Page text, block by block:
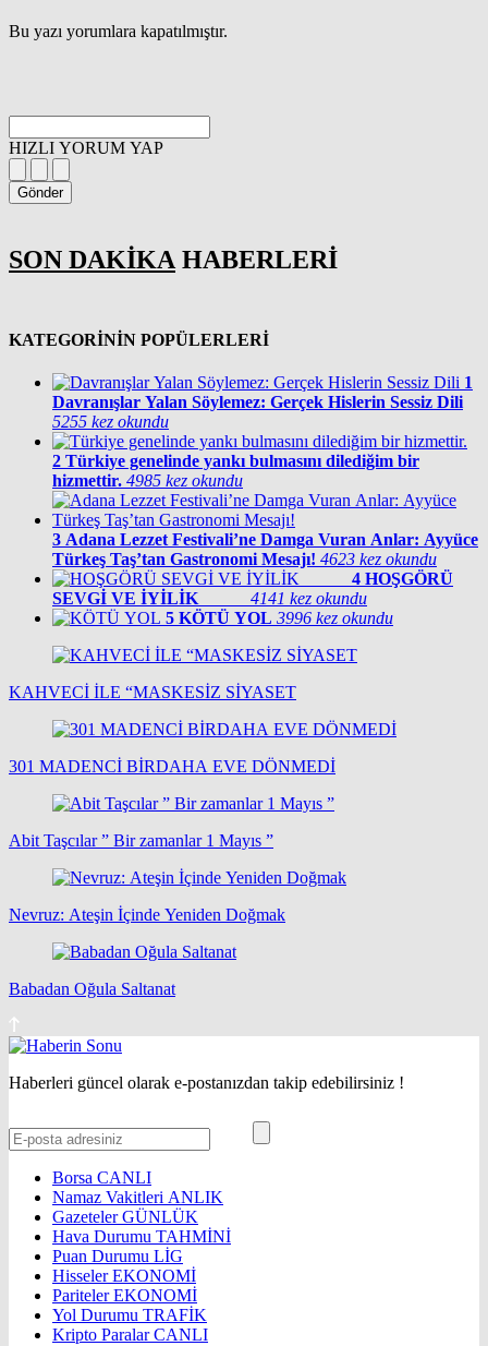
Bu yazı yorumlara kapatılmıştır.
HIZLI YORUM YAP
Gönder
SON DAKİKA HABERLERİ
KATEGORİNİN POPÜLERLERİ
1
Davranışlar Yalan Söylemez: Gerçek Hislerin Sessiz Dili
5255 kez okundu
2 Türkiye genelinde yankı bulmasını dilediğim bir
hizmettir. 4985 kez okundu
3 Adana Lezzet Festivali’ne Damga Vuran Anlar: Ayyüce
Türkeş Taş’tan Gastronomi Mesajı! 4623 kez okundu
4 HOŞGÖRÜ
SEVGİ VE İYİLİK
4141 kez okundu
5 KÖTÜ YOL 3996 kez okundu
KAHVECİ İLE “MASKESİZ SİYASET
301 MADENCİ BİRDAHA EVE DÖNMEDİ
Abit Taşcılar ” Bir zamanlar 1 Mayıs ”
Nevruz: Ateşin İçinde Yeniden Doğmak
Babadan Oğula Saltanat
Haberleri güncel olarak e-postanızdan takip edebilirsiniz !
Borsa CANLI
Namaz Vakitleri ANLIK
GazetelerGÜNLÜK
Hava Durumu TAHMİNİ
Puan Durumu LİG
HisselerEKONOMİ
ParitelerEKONOMİ
Yol Durumu TRAFİK
Kripto ParalarCANLI